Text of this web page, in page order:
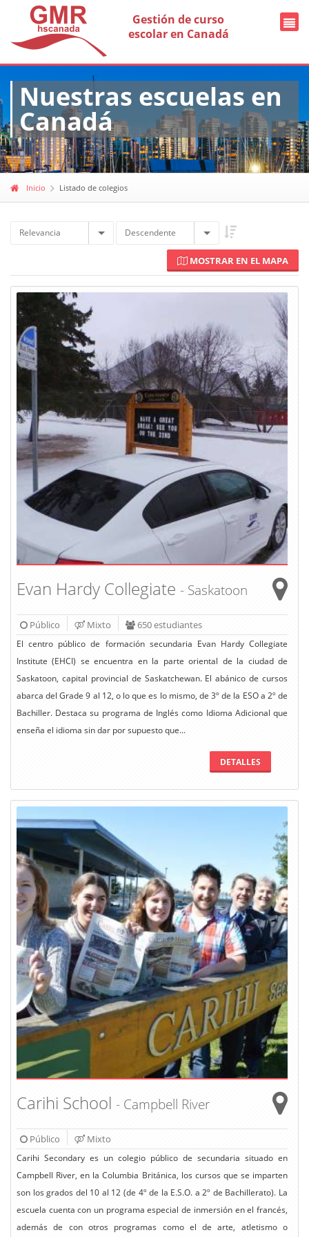
Gestión de curso
escolar en Canadá
Nuestras escuelas en
Canadá
Inicio Listado de colegios
Relevancia Descendente
MOSTRAR EN EL MAPA
Evan Hardy Collegiate - Saskatoon
Público Mixto 650 estudiantes
El centro público de formación secundaria Evan Hardy Collegiate
Institute (EHCI) se encuentra en la parte oriental de la ciudad de
Saskatoon, capital provincial de Saskatchewan. El abánico de cursos
abarca del Grade 9 al 12, o lo que es lo mismo, de 3º de la ESO a 2º de
Bachiller. Destaca su programa de Inglés como Idioma Adicional que
enseña el idioma sin dar por supuesto que...
DETALLES
Carihi School - Campbell River
Público Mixto
Carihi Secondary es un colegio público de secundaria situado en
Campbell River, en la Columbia Británica, los cursos que se imparten
son los grados del 10 al 12 (de 4º de la E.S.O. a 2º de Bachillerato). La
escuela cuenta con un programa especial de inmersión en el francés,
además de con otros programas como el de arte, atletismo o